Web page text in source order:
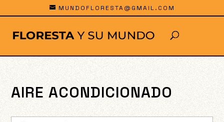
MUNDOFLORESTA@GMAIL.COM
AIRE ACONDICIONADO